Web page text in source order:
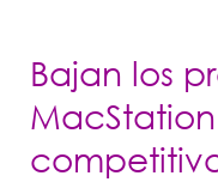
Bajan los